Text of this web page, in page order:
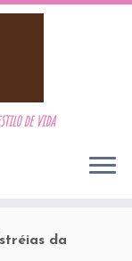
de vida
da